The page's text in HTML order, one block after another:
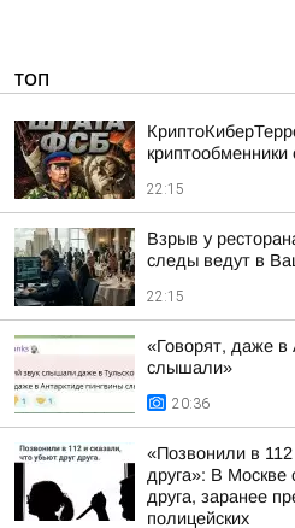
ТОП
22:15
Взрыв у
следы ведут в
22:15
«Говорят, даже в
слышали»
20:36
«Позвонили в
друга»: В Москве
друга, заранее
полицейских